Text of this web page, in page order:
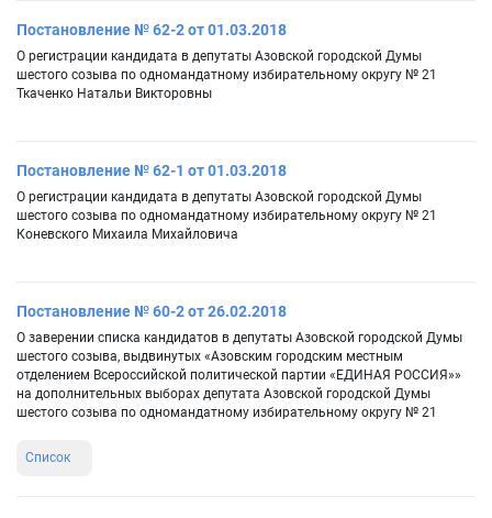
Постановление № 62-2 от 01.03.2018
О регистрации кандидата в депутаты Азовской городской Думы
шестого созыва по одномандатному избирательному округу № 21
Ткаченко Натальи Викторовны
Постановление № 62-1 от 01.03.2018
О регистрации кандидата в депутаты Азовской городской Думы
шестого созыва по одномандатному избирательному округу № 21
Коневского Михаила Михайловича
Постановление № 60-2 от 26.02.2018
О заверении списка кандидатов в депутаты Азовской городской Думы
шестого созыва, выдвинутых «Азовским городским местным
отделением Всероссийской политической партии «ЕДИНАЯ РОССИЯ»»
на дополнительных выборах депутата Азовской городской Думы
шестого созыва по одномандатному избирательному округу № 21
Список